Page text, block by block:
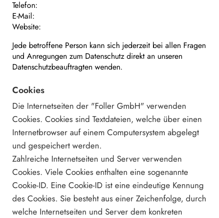
Telefon:
E-Mail:
Website:
Jede betroffene Person kann sich jederzeit bei allen Fragen
und Anregungen zum Datenschutz direkt an unseren
Datenschutzbeauftragten wenden.
Cookies
Die Internetseiten der "Foller GmbH" verwenden
Cookies. Cookies sind Textdateien, welche über einen
Internetbrowser auf einem Computersystem abgelegt
und gespeichert werden.
Zahlreiche Internetseiten und Server verwenden
Cookies. Viele Cookies enthalten eine sogenannte
Cookie-ID. Eine Cookie-ID ist eine eindeutige Kennung
des Cookies. Sie besteht aus einer Zeichenfolge, durch
welche Internetseiten und Server dem konkreten